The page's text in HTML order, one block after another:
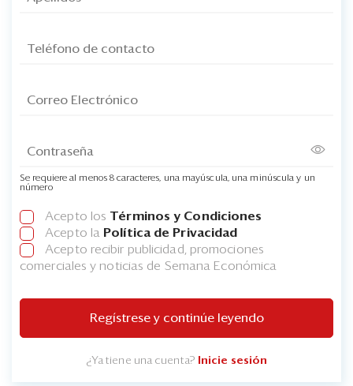
Se requiere al menos 8 caracteres, una mayúscula, una minúscula y un
número
Acepto los Términos y Condiciones
Acepto la Política de Privacidad
Acepto recibir publicidad, promociones
comerciales y noticias de Semana Económica
Regístrese y continúe leyendo
¿Ya tiene una cuenta? Inicie sesión